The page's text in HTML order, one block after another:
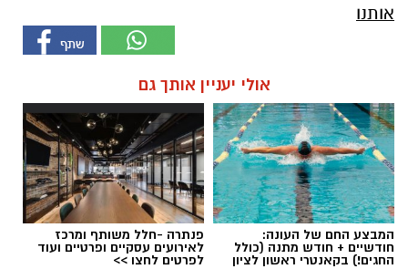
אותנו
אולי יעניין אותך גם
המבצע החם של העונה:
חודשיים + חודש מתנה (כולל
החגים!) בקאנטרי ראשון לציון
פנתרה -חלל משותף ומרכז
לאירועים עסקיים ופרטיים ועוד
לפרטים לחצו >>